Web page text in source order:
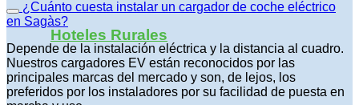
Hoteles Rurales
¿Cuánto cuesta instalar un cargador de coche eléctrico
en Sagàs?
Depende de la instalación eléctrica y la distancia al cuadro.
Nuestros cargadores EV están reconocidos por las
principales marcas del mercado y son, de lejos, los
preferidos por los instaladores por su facilidad de puesta en